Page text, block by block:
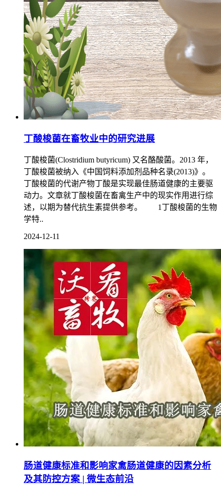
丁酸梭菌在畜牧业中的研究进展
丁酸梭菌(Clostridium butyricum) 又名酪酸菌。2013 年，
丁酸梭菌被纳入《中国饲料添加剂品种名录(2013)》。
丁酸梭菌的代谢产物丁酸是实现最佳肠道健康的主要驱
动力。文章就丁酸梭菌在畜禽生产中的现实作用进行综
述，以期为替代抗生素提供参考。 1丁酸梭菌的生物
学特..
2024-12-11
肠道健康标准和影响家禽肠道健康的因素分析
及其防控方案 | 微生态前沿